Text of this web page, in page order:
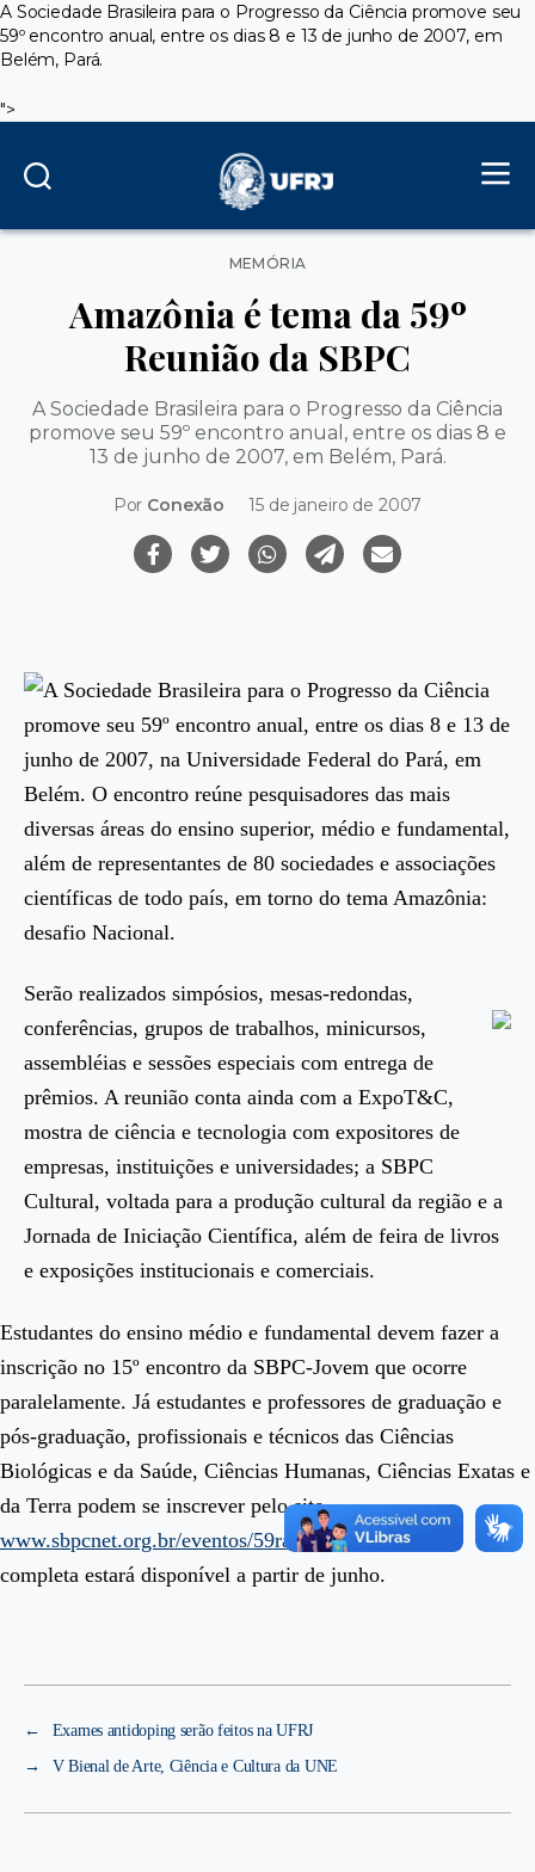
A Sociedade Brasileira para o Progresso da Ciência promove seu
59º encontro anual, entre os dias 8 e 13 de junho de 2007, em
Belém, Pará.
">
Categorias
MEMÓRIA
Amazônia é tema da 59º
Reunião da SBPC
A Sociedade Brasileira para o Progresso da Ciência
promove seu 59º encontro anual, entre os dias 8 e
13 de junho de 2007, em Belém, Pará.
Por Conexão 15 de janeiro de 2007
A Sociedade Brasileira para o Progresso da Ciência
promove seu 59º encontro anual, entre os dias 8 e 13 de
junho de 2007, na Universidade Federal do Pará, em
Belém. O encontro reúne pesquisadores das mais
diversas áreas do ensino superior, médio e fundamental,
além de representantes de 80 sociedades e associações
científicas de todo país, em torno do tema Amazônia:
desafio Nacional.
Serão realizados simpósios, mesas-redondas,
conferências, grupos de trabalhos, minicursos,
assembléias e sessões especiais com entrega de
prêmios. A reunião conta ainda com a ExpoT&C,
mostra de ciência e tecnologia com expositores de
empresas, instituições e universidades; a SBPC
Cultural, voltada para a produção cultural da região e a
Jornada de Iniciação Científica, além de feira de livros
e exposições institucionais e comerciais.
Estudantes do ensino médio e fundamental devem fazer a
inscrição no 15º encontro da SBPC-Jovem que ocorre
paralelamente. Já estudantes e professores de graduação e
pós-graduação, profissionais e técnicos das Ciências
Biológicas e da Saúde, Ciências Humanas, Ciências Exatas e
da Terra podem se inscrever pelo site
www.sbpcnet.org.br/eventos/59ra
. A programação
completa estará disponível a partir de junho.
←
Exames antidoping serão feitos na UFRJ
→
V Bienal de Arte, Ciência e Cultura da UNE